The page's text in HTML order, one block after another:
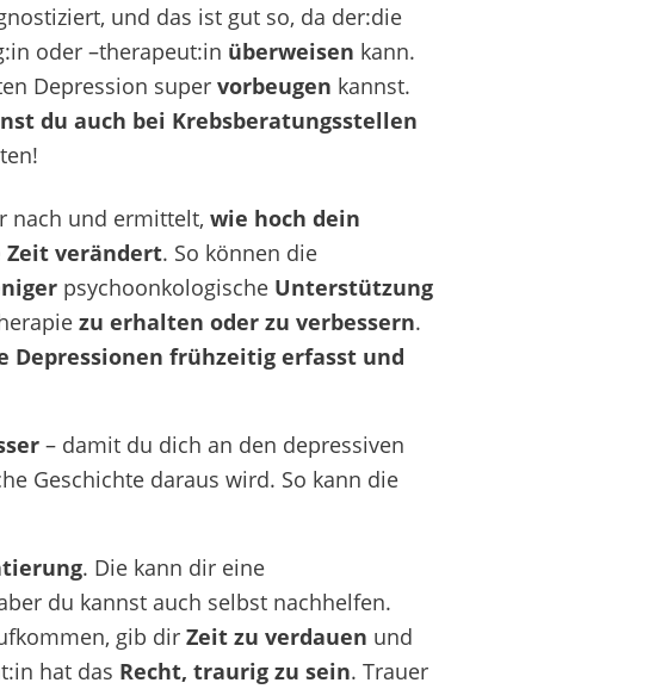
, und das ist gut so, da der:die
oder –therapeut:in überweisen kann.
Depression super vorbeugen kannst.
du auch bei Krebsberatungsstellen
nach und ermittelt, wie hoch dein
Zeit verändert. So können die
psychoonkologische Unterstützung
zu erhalten oder zu verbessern.
Depressionen frühzeitig erfasst und
– damit du dich an den depressiven
Geschichte daraus wird. So kann die
. Die kann dir eine
du kannst auch selbst nachhelfen.
gib dir Zeit zu verdauen und
hat das Recht, traurig zu sein. Trauer